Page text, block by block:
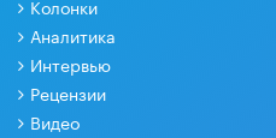
Колонки
Аналитика
Интервью
Рецензии
Видео